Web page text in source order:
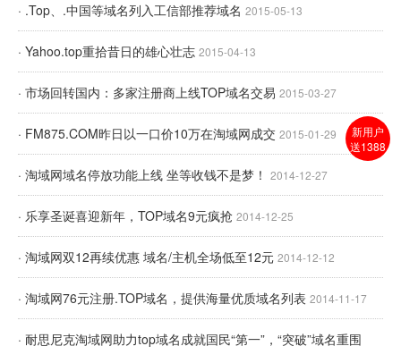
· .Top、.中国等域名列入工信部推荐域名 2015-05-13
· Yahoo.top重拾昔日的雄心壮志 2015-04-13
· 市场回转国内：多家注册商上线TOP域名交易 2015-03-27
· FM875.COM昨日以一口价10万在淘域网成交 2015-01-29
· 淘域网域名停放功能上线 坐等收钱不是梦！ 2014-12-27
· 乐享圣诞喜迎新年，TOP域名9元疯抢 2014-12-25
· 淘域网双12再续优惠 域名/主机全场低至12元 2014-12-12
· 淘域网76元注册.TOP域名，提供海量优质域名列表 2014-11-17
· 耐思尼克淘域网助力top域名成就国民“第一”，“突破”域名重围
新用户
送1388